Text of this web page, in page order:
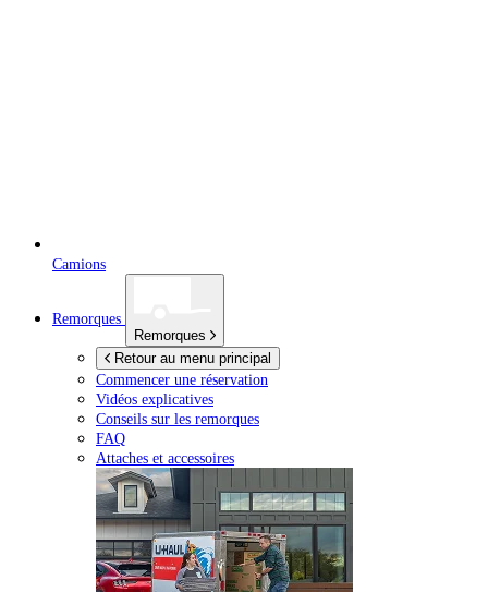
Camions
Remorques
Remorques
Retour au menu principal
Commencer une réservation
Vidéos explicatives
Conseils sur les remorques
FAQ
Attaches et accessoires